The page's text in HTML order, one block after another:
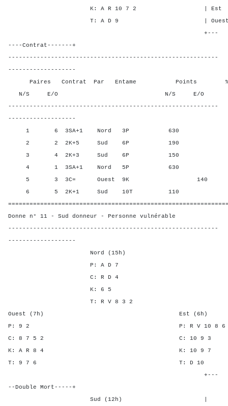
K: A R 10 7 2 | Est -
T: A D 9 | Ouest - -
+---
----Contrat-------+
-----------------------------------------------------------
-------------------
Paires Contrat Par Entame Points %
N/S E/O N/S E/O N/
-----------------------------------------------------------
-------------------
1 6 3SA+1 Nord 3P 630
2 2 2K+5 Sud 6P 190
3 4 2K+3 Sud 6P 150
4 1 3SA+1 Nord 5P 630
5 3 3C= Ouest 9K 140 0,00
6 5 2K+1 Sud 10T 110
Donne n° 11 - Sud donneur - Personne vulnérable
-----------------------------------------------------------
-------------------
Nord (15h)
P: A D 7
C: R D 4
K: 6 5
T: R V 8 3 2
Ouest (7h) Est (6h)
P: 9 2 P: R V 10
C: 8 7 5 2 C: 10
K: A R 8 4 K: 10
T: 9 7 6 T: D
+---
--Double Mort-----+
Sud (12h) | SA P